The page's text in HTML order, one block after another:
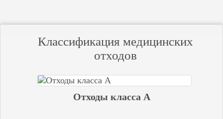
Классификация медицинских
отходов
Отходы класса А